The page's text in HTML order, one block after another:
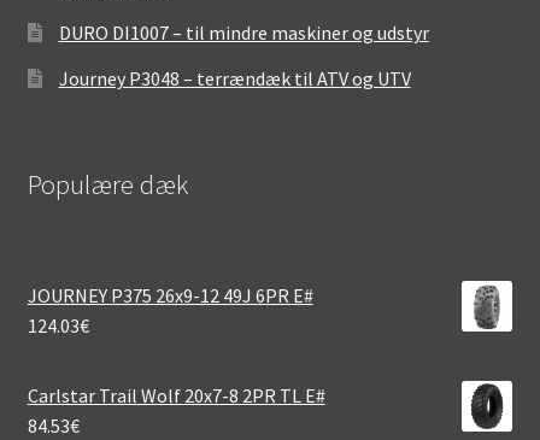
DURO DI1007 – til mindre maskiner og udstyr
Journey P3048 – terrændæk til ATV og UTV
Populære dæk
JOURNEY P375 26x9-12 49J 6PR E#
124.03€
Carlstar Trail Wolf 20x7-8 2PR TL E#
84.53€